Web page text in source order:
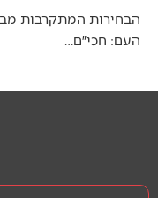
הבחירות המתקרבות
העם: חכי״ם…